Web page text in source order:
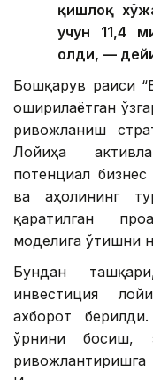
қишлоқ
учун 11,4
олди, —
Бошқарув раиси
оширилаётган
ривожланиш
Лойиҳа
потенциал
ва аҳолининг
қаратилган
моделига ўтишни
Бундан
инвестиция
ахборот
ўрнини босиш,